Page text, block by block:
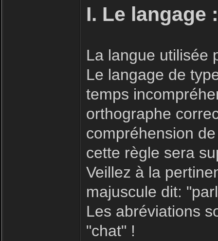
I. Le langage :
La langue utilisée
Le langage de
temps
orthographe
compréhension
cette règle sera
Veillez à la
majuscule dit:
Les abréviations
"chat" !